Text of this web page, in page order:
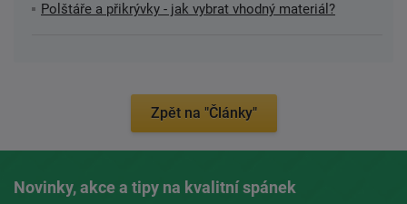
Polštáře a přikrývky - jak vybrat vhodný materiál?
Zpět na "Články"
Novinky, akce a tipy na kvalitní spánek